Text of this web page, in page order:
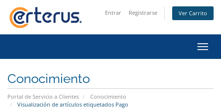
Entrar Registrarse Ver Carrito
Conocimiento
Portal de Servicio a Clientes
Conocimiento
Visualización de artículos etiquetados Pago